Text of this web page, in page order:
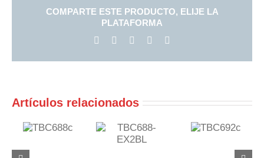
COMPARTE ESTE PRODUCTO, ELIJE LA
PLATAFORMA
Facebook LinkedInPinterest
Artículos relacionados